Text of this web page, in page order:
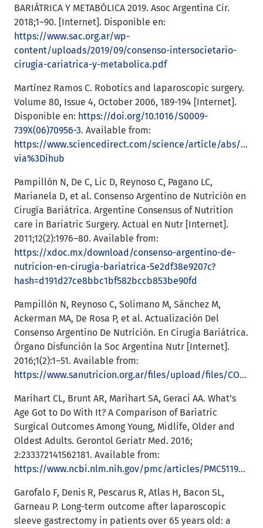
BARIÁTRICA Y METABÓLICA 2019. Asoc Argentina Cir.
2018;1–90. [Internet]. Disponible en:
https://www.sac.org.ar/wp-
content/uploads/2019/09/consenso-intersocietario-
cirugia-cariatrica-y-metabolica.pdf
Martínez Ramos C. Robotics and laparoscopic surgery.
Volume 80, Issue 4, October 2006, 189-194 [Internet].
Disponible en: https://doi.org/10.1016/S0009-
739X(06)70956-3. Available from:
https://www.sciencedirect.com/science/article/abs/pii/
via%3Dihub
Pampillón N, De C, Lic D, Reynoso C, Pagano LC,
Marianela D, et al. Consenso Argentino de Nutrición en
Cirugía Bariátrica. Argentine Consensus of Nutrition
care in Bariatric Surgery. Actual en Nutr [Internet].
2011;12(2):1976–80. Available from:
https://xdoc.mx/download/consenso-argentino-de-
nutricion-en-cirugia-bariatrica-5e2df38e9207c?
hash=d191d27ce8bbc1bf582bccb853be90fd
Pampillón N, Reynoso C, Solimano M, Sánchez M,
Ackerman MA, De Rosa P, et al. Actualización Del
Consenso Argentino De Nutrición. En Cirugía Bariátrica.
Órgano Disfunción la Soc Argentina Nutr [Internet].
2016;1(2):1–51. Available from:
https://www.sanutricion.org.ar/files/upload/files/CONSENSO_ARGENTINO_DE_NUTRICION_EN_CIRUGIA_BARIATRICA_2016_0.pdf
Marihart CL, Brunt AR, Marihart SA, Geraci AA. What’s
Age Got to Do With It? A Comparison of Bariatric
Surgical Outcomes Among Young, Midlife, Older and
Oldest Adults. Gerontol Geriatr Med. 2016;
2:233372141562181. Available from:
https://www.ncbi.nlm.nih.gov/pmc/articles/PMC5119804/
Garofalo F, Denis R, Pescarus R, Atlas H, Bacon SL,
Garneau P. Long-term outcome after laparoscopic
sleeve gastrectomy in patients over 65 years old: a